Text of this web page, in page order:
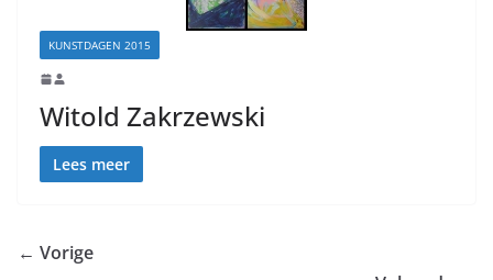
KUNSTDAGEN 2015
Witold Zakrzewski
Lees meer
← Vorige